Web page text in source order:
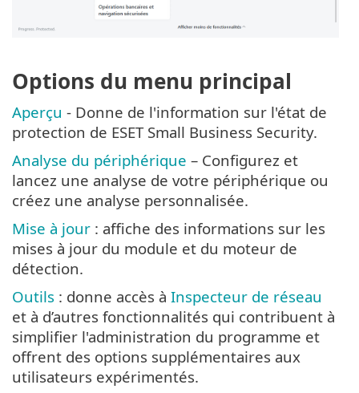
Options du menu principal
Aperçu - Donne de l'information sur l'état de
protection de ESET Small Business Security.
Analyse du périphérique – Configurez et
lancez une analyse de votre périphérique ou
créez une analyse personnalisée.
Mise à jour : affiche des informations sur les
mises à jour du module et du moteur de
détection.
Outils : donne accès à Inspecteur de réseau
et à d’autres fonctionnalités qui contribuent à
simplifier l'administration du programme et
offrent des options supplémentaires aux
utilisateurs expérimentés.